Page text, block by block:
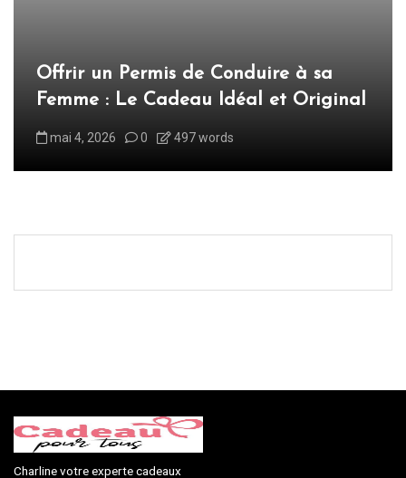
Offrir un Permis de Conduire à sa
Femme : Le Cadeau Idéal et Original
mai 4, 2026 0 497 words
Charline votre experte cadeaux